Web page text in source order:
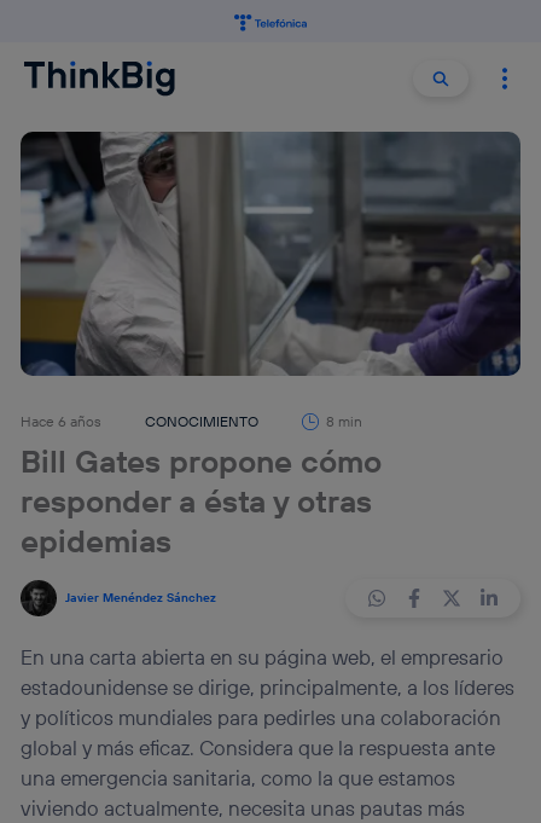
Buscar
Hace 6 años CONOCIMIENTO 8 min
Bill Gates propone cómo
responder a ésta y otras
epidemias
Javier Menéndez Sánchez
En una carta abierta en su página web, el empresario
estadounidense se dirige, principalmente, a los líderes
y políticos mundiales para pedirles una colaboración
global y más eficaz. Considera que la respuesta ante
una emergencia sanitaria, como la que estamos
viviendo actualmente, necesita unas pautas más